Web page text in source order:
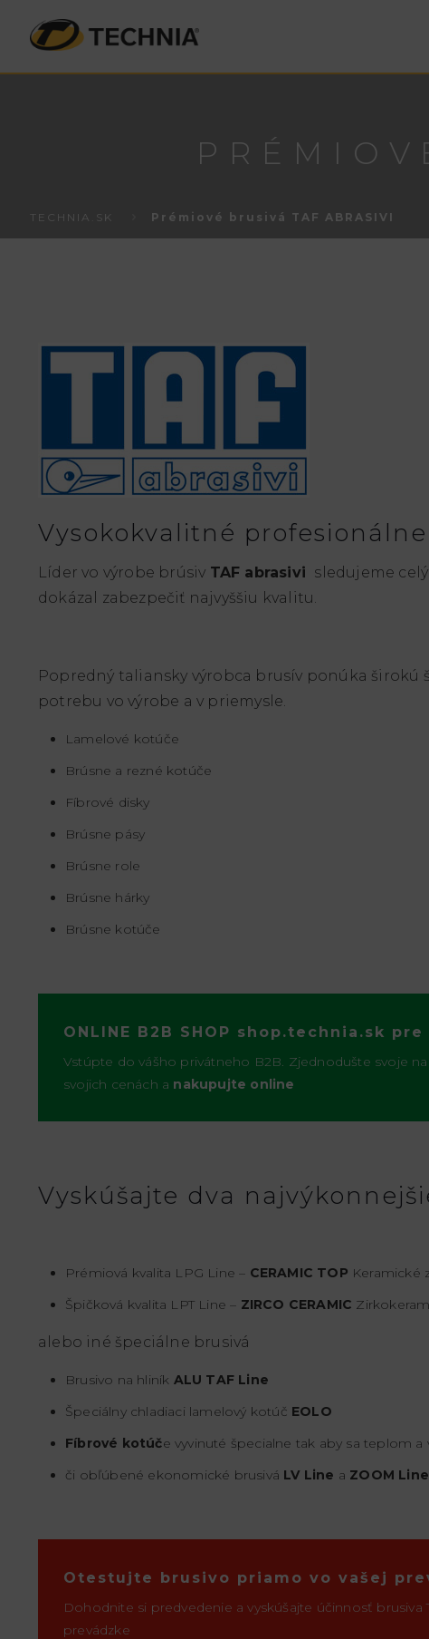
TECHNIA.SK Prémiové brusivá TAF ABRASIVI
Vysokokvalitné profesionálne
Líder vo výrobe brúsiv TAF abrasivi sledujeme
dokázal zabezpečiť najvyššiu kvalitu.
Popredný taliansky výrobca brusív ponúka
potrebu vo výrobe a v priemysle.
Lamelové kotúče
Brúsne a rezné kotúče
Fíbrové disky
Brúsne pásy
Brúsne role
Brúsne hárky
Brúsne kotúče
ONLINE B2B SHOP shop.technia.sk
Vstúpte do vášho privátneho B2B. Zjednodušte svoje
svojich cenách a nakupujte online
Vyskúšajte dva
Prémiová kvalita LPG Line – CERAMIC TOP Keramické
Špičková kvalita LPT Line – ZIRCO CERAMIC
alebo iné špeciálne brusivá
Brusivo na hliník ALU TAF Line
Špeciálny chladiaci lamelový kotúč EOLO
Fíbrové kotúče vyvinuté špecialne tak aby sa teplom
či obľúbené ekonomické brusivá LV Line a ZOOM Line
Otestujte brusivo priamo vo vašej
Dohodnite si predvedenie a vyskúšajte účinnosť brusiva
prevádzke